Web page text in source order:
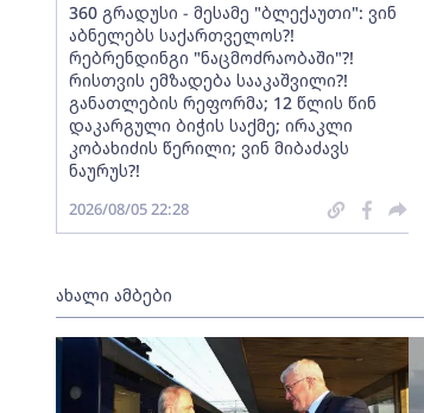
360 გრადუსი - მესამე "ბლექაუთი": ვინ
აბნელებს საქართველოს?!
რებრენდინგი "ნაცმოძრაობაში"?!
რისთვის ემზადება სააკაშვილი?!
განათლების რეფორმა; 12 წლის წინ
დაკარგული ბიჭის საქმე; ირაკლი
კობახიძის წერილი; ვინ მიბაძავს
ნაურუს?!
2026/08/05 22:28
ახალი ამბები